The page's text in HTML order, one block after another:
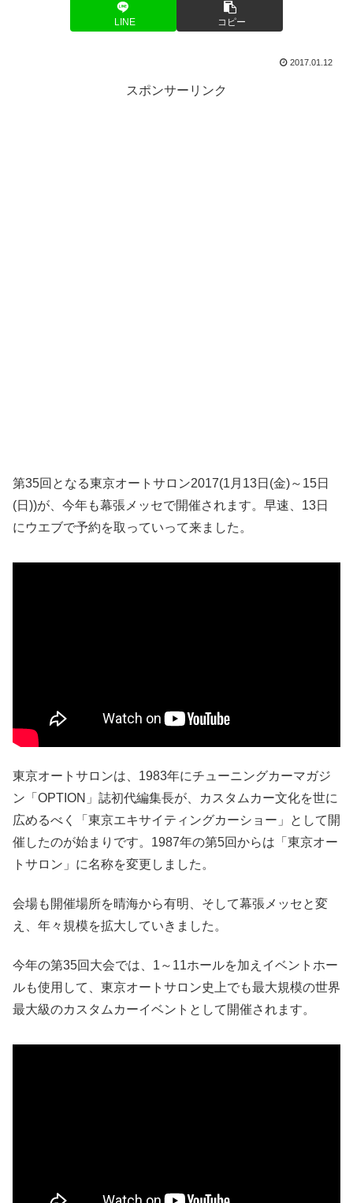
LINE コピー
2017.01.12
スポンサーリンク
第35回となる東京オートサロン2017(1月13日(金)～15日
(日))が、今年も幕張メッセで開催されます。早速、13日
にウエブで予約を取っていって来ました。
東京オートサロンは、1983年にチューニングカーマガジ
ン「OPTION」誌初代編集長が、カスタムカー文化を世に
広めるべく「東京エキサイティングカーショー」として開
催したのが始まりです。1987年の第5回からは「東京オー
トサロン」に名称を変更しました。
会場も開催場所を晴海から有明、そして幕張メッセと変
え、年々規模を拡大していきました。
今年の第35回大会では、1～11ホールを加えイベントホー
ルも使用して、東京オートサロン史上でも最大規模の世界
最大級のカスタムカーイベントとして開催されます。